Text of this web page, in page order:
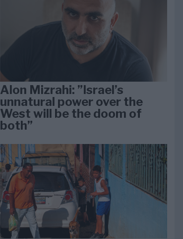
Alon Mizrahi: ”Israel’s
unnatural power over the
West will be the doom of
both”